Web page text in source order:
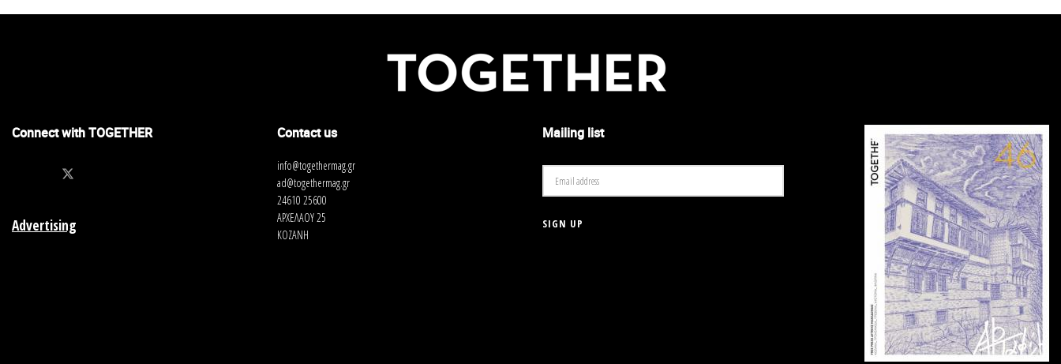
Connect with TOGETHER
Advertising
Contact us
info@togethermag.gr
ad@togethermag.gr
24610 25600
ΑΡΧΕΛΑΟΥ 25
ΚΟΖΑΝΗ
Mailing list